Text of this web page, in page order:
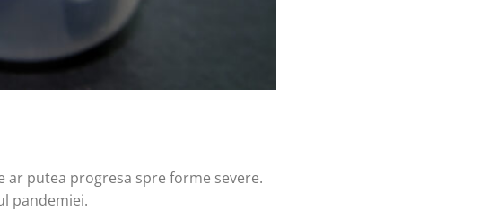
ar putea progresa spre forme severe.
pandemiei.